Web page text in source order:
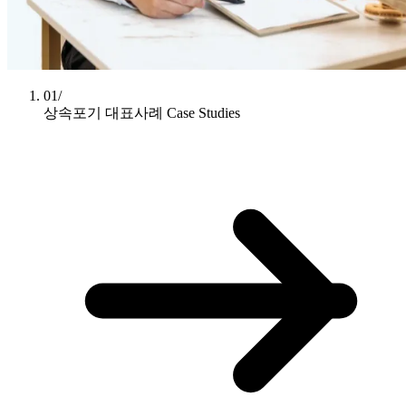
01/
상속포기 대표사례 Case Studies